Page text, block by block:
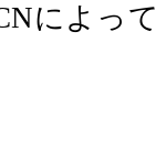
によっ